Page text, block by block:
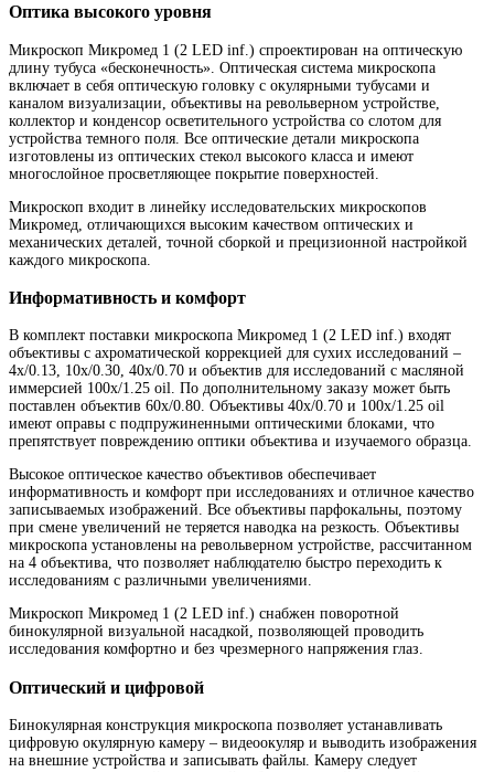
Оптика высокого уровня
Микроскоп Микромед 1 (2 LED inf.) спроектирован на оптическую
длину тубуса «бесконечность». Оптическая система микроскопа
включает в себя оптическую головку с окулярными тубусами и
каналом визуализации, объективы на револьверном устройстве,
коллектор и конденсор осветительного устройства со слотом для
устройства темного поля. Все оптические детали микроскопа
изготовлены из оптических стекол высокого класса и имеют
многослойное просветляющее покрытие поверхностей.
Микроскоп входит в линейку исследовательских микроскопов
Микромед, отличающихся высоким качеством оптических и
механических деталей, точной сборкой и прецизионной настройкой
каждого микроскопа.
Информативность и комфорт
В комплект поставки микроскопа Микромед 1 (2 LED inf.) входят
объективы с ахроматической коррекцией для сухих исследований –
4x/0.13, 10x/0.30, 40x/0.70 и объектив для исследований с масляной
иммерсией 100x/1.25 oil. По дополнительному заказу может быть
поставлен объектив 60х/0.80. Объективы 40x/0.70 и 100x/1.25 oil
имеют оправы с подпружиненными оптическими блоками, что
препятствует повреждению оптики объектива и изучаемого образца.
Высокое оптическое качество объективов обеспечивает
информативность и комфорт при исследованиях и отличное качество
записываемых изображений. Все объективы парфокальны, поэтому
при смене увеличений не теряется наводка на резкость. Объективы
микроскопа установлены на револьверном устройстве, рассчитанном
на 4 объектива, что позволяет наблюдателю быстро переходить к
исследованиям с различными увеличениями.
Микроскоп Микромед 1 (2 LED inf.) снабжен поворотной
бинокулярной визуальной насадкой, позволяющей проводить
исследования комфортно и без чрезмерного напряжения глаз.
Оптический и цифровой
Бинокулярная конструкция микроскопа позволяет устанавливать
цифровую окулярную камеру – видеоокуляр и выводить изображения
на внешние устройства и записывать файлы. Камеру следует